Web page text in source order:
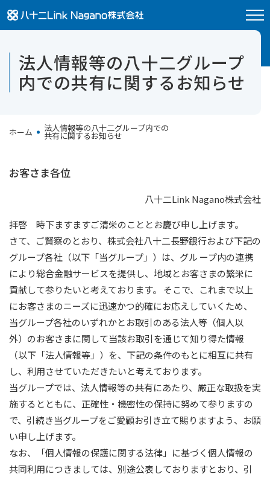
八十二Link Nagano株式会社
法人情報等の八十二グループ
内での共有に関するお知らせ
ホーム 法人情報等の八十二グループ内での
共有に関するお知らせ
お客さま各位
八十二Link Nagano株式会社
拝啓 時下ますますご清栄のこととお慶び申し上げます。
さて、ご賢察のとおり、株式会社八十二長野銀行および下記の
グループ各社（以下「当グループ」）は、グル ープ内の連携
により総合金融サービスを提供し、地域とお客さまの繁栄に
貢献して参りたいと考えております。 そこで、これまで以上
にお客さまのニーズに迅速かつ的確にお応えしていくため、
当グループ各社のいずれかとお取引のある法人等（個人以
外）のお客さまに関して当該お取引を通じて知り得た情報
（以下「法人情報等」）を、下記の条件のもとに相互に共有
し、利用させていただきたいと考えております。
当グループでは、法人情報等の共有にあたり、厳正な取扱を実
施するとともに、正確性・機密性の保持に努めて参りますの
で、引続き当グループをご愛顧お引き立て賜りますよう、お願
い申し上げます。
なお、「個人情報の保護に関する法律」に基づく個人情報の
共同利用につきましては、別途公表しておりますとおり、引